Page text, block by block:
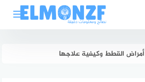
أمراض القطط وكيفية علاجها